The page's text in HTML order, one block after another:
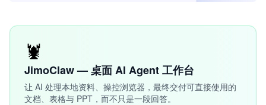
🦞
JimoClaw — 桌面 AI Agent 工作台
让 AI 处理本地资料、操控浏览器，最终交付可直接使用的
文档、表格与 PPT，而不只是一段回答。